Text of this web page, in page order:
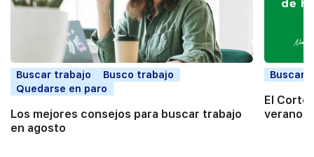
Buscar trabajo
Busco trabajo
Quedarse en paro
Los mejores consejos para buscar trabajo
en agosto
Buscar
El Corte
verano